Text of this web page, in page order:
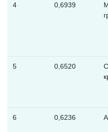
4 0,6939
5 0,6520
6 0,6236